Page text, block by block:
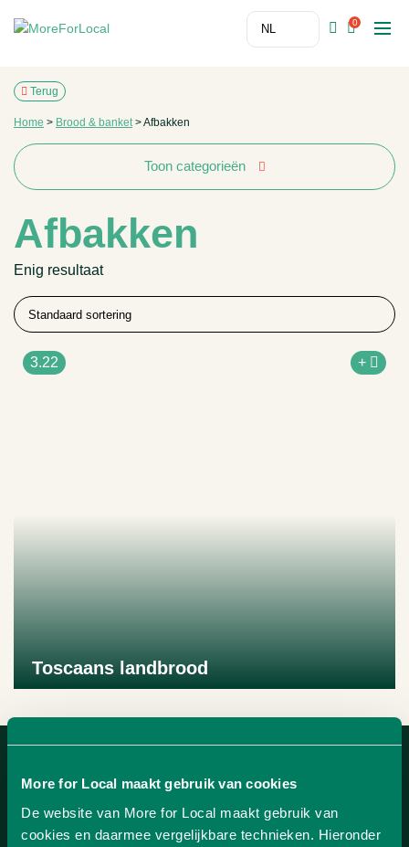
More for Local maakt gebruik van cookies
De website van More for Local maakt gebruik van
cookies en daarmee vergelijkbare technieken. Hieronder
0
Terug
Home > Brood & banket>Afbakken
Toon categorieën
Afbakken
Enig resultaat
3.22 +
Toscaans landbrood